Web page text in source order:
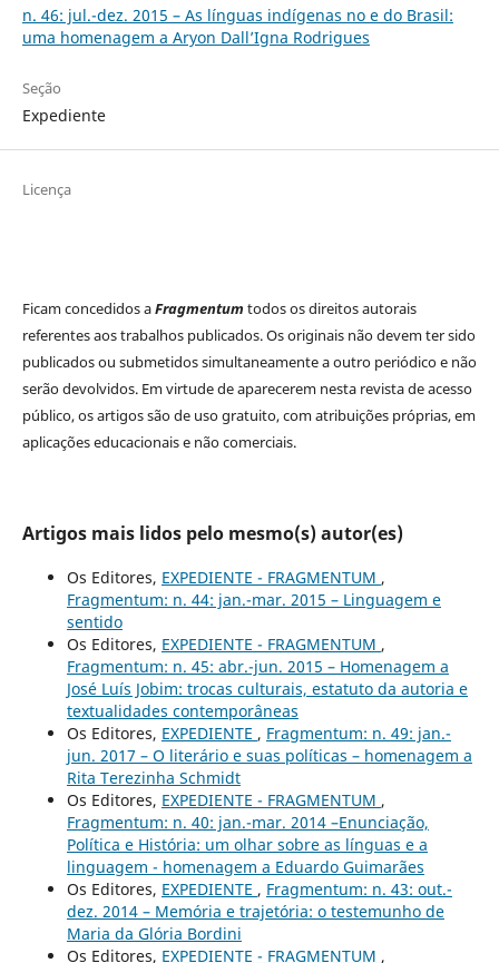
n. 46: jul.-dez. 2015 – As línguas indígenas no e do Brasil:
uma homenagem a Aryon Dall’Igna Rodrigues
Seção
Expediente
Licença
Ficam concedidos aFragmentum todos os direitos autorais
referentes aos trabalhos publicados. Os originais não devem ter sido
publicados ou submetidos simultaneamente a outro periódico e não
serão devolvidos. Em virtude de aparecerem nesta revista de acesso
público, os artigos são de uso gratuito, com atribuições próprias, em
aplicações educacionais e não comerciais.
Artigos mais lidos pelo mesmo(s) autor(es)
Os Editores, EXPEDIENTE - FRAGMENTUM ,
Fragmentum: n. 44: jan.-mar. 2015 – Linguagem e
sentido
Os Editores, EXPEDIENTE - FRAGMENTUM ,
Fragmentum: n. 45: abr.-jun. 2015 – Homenagem a
José Luís Jobim: trocas culturais, estatuto da autoria e
textualidades contemporâneas
Os Editores, EXPEDIENTE , Fragmentum: n. 49: jan.-
jun. 2017 – O literário e suas políticas – homenagem a
Rita Terezinha Schmidt
Os Editores, EXPEDIENTE - FRAGMENTUM ,
Fragmentum: n. 40: jan.-mar. 2014 –Enunciação,
Política e História: um olhar sobre as línguas e a
linguagem - homenagem a Eduardo Guimarães
Os Editores, EXPEDIENTE , Fragmentum: n. 43: out.-
dez. 2014 – Memória e trajetória: o testemunho de
Maria da Glória Bordini
Os Editores, EXPEDIENTE - FRAGMENTUM ,